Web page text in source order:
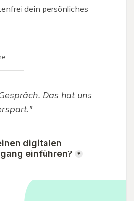
dein persönliches
Das hat uns